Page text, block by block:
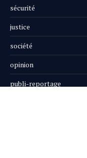
sécurité
justice
société
opinion
publi-reportage